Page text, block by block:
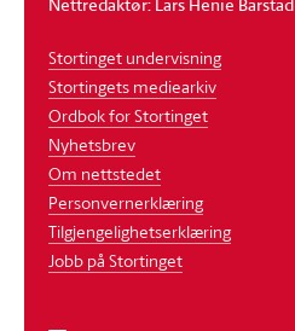
Stortinget undervisning
Stortingets mediearkiv
Ordbok for Stortinget
Nyhetsbrev
Om nettstedet
Personvernerklæring
Tilgjengelighetserklæring
Jobb på Stortinget